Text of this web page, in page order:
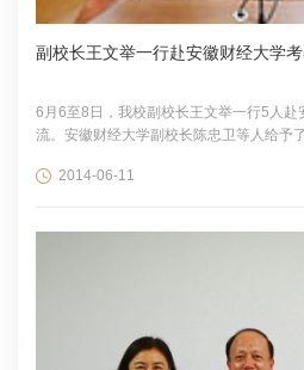
副校长王文举一行赴安徽财经大学
6月6至8日，我校副校长王文举一行5人赴
流。安徽财经大学副校长陈忠卫等人给予
2014-06-11